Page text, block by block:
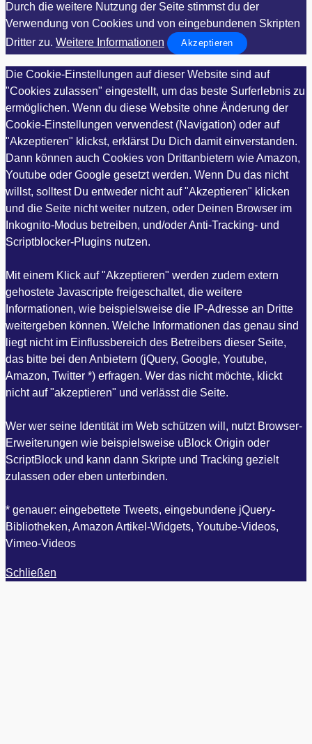
Durch die weitere Nutzung der Seite stimmst du der
Verwendung von Cookies und von eingebundenen Skripten
Dritter zu. Weitere Informationen Akzeptieren
Die Cookie-Einstellungen auf dieser Website sind auf
"Cookies zulassen" eingestellt, um das beste Surferlebnis zu
ermöglichen. Wenn du diese Website ohne Änderung der
Cookie-Einstellungen verwendest (Navigation) oder auf
"Akzeptieren" klickst, erklärst Du Dich damit einverstanden.
Dann können auch Cookies von Drittanbietern wie Amazon,
Youtube oder Google gesetzt werden. Wenn Du das nicht
willst, solltest Du entweder nicht auf "Akzeptieren" klicken
und die Seite nicht weiter nutzen, oder Deinen Browser im
Inkognito-Modus betreiben, und/oder Anti-Tracking- und
Scriptblocker-Plugins nutzen.
Mit einem Klick auf "Akzeptieren" werden zudem extern
gehostete Javascripte freigeschaltet, die weitere
Informationen, wie beispielsweise die IP-Adresse an Dritte
weitergeben können. Welche Informationen das genau sind
liegt nicht im Einflussbereich des Betreibers dieser Seite,
das bitte bei den Anbietern (jQuery, Google, Youtube,
Amazon, Twitter *) erfragen. Wer das nicht möchte, klickt
nicht auf "akzeptieren" und verlässt die Seite.
Wer wer seine Identität im Web schützen will, nutzt Browser-
Erweiterungen wie beispielsweise uBlock Origin oder
ScriptBlock und kann dann Skripte und Tracking gezielt
zulassen oder eben unterbinden.
* genauer: eingebettete Tweets, eingebundene jQuery-
Bibliotheken, Amazon Artikel-Widgets, Youtube-Videos,
Vimeo-Videos
Schließen